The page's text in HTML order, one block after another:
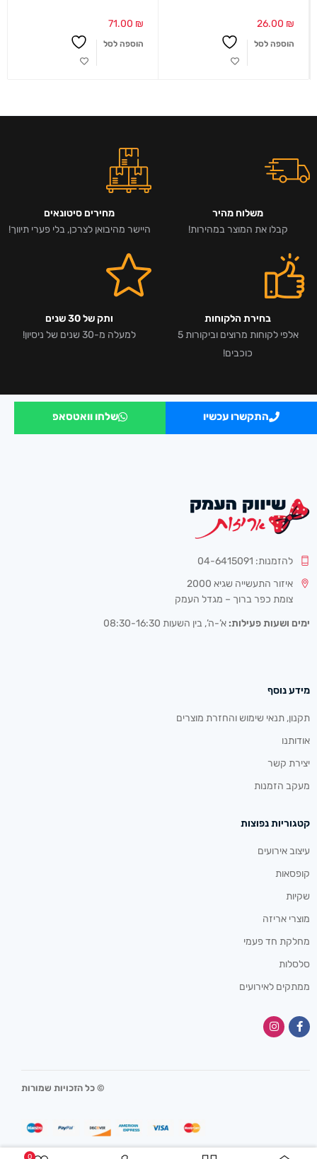
0
26.00 ₪
הוספה לסל
71.00 ₪
הוספה לסל
משלוח מהיר
קבלו את המוצר במהירות!
מחירים סיטונאים
היישר מהיבואן לצרכן, בלי פערי תיווך!
בחירת הלקוחות
אלפי לקוחות מרוצים וביקורות 5
כוכבים!
ותק של 30 שנים
למעלה מ-30 שנים של ניסיון!
התקשרו עכשיו שלחו וואטסאפ
להזמנות: 04-6415091
איזור התעשייה שגיא 2000
צומת כפר ברוך – מגדל העמק
ימים ושעות פעילות: א’-ה’, בין השעות 08:30-16:30
מידע נוסף
תקנון, תנאי שימוש והחזרת מוצרים
אודותנו
יצירת קשר
מעקב הזמנות
קטגוריות נפוצות
עיצוב אירועים
קופסאות
שקיות
מוצרי אריזה
מחלקת חד פעמי
סלסלות
ממתקים לאירועים
© כל הזכויות שמורות